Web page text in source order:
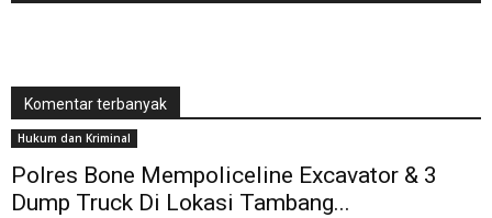
Komentar terbanyak
Hukum dan Kriminal
Polres Bone Mempoliceline Excavator & 3
Dump Truck Di Lokasi Tambang...